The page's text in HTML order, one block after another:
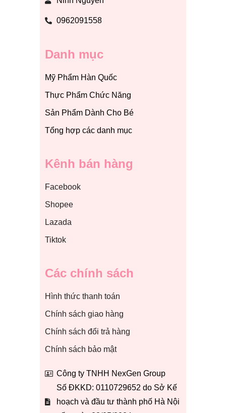
0962091558
Danh mục
Mỹ Phẩm Hàn Quốc
Thực Phẩm Chức Năng
Sản Phẩm Dành Cho Bé
Tổng hợp các danh mục
Kênh bán hàng
Facebook
Shopee
Lazada
Tiktok
Các chính sách
Hình thức thanh toán
Chính sách giao hàng
Chính sách đổi trả hàng
Chính sách bảo mật
Công ty TNHH NexGen Group
Số ĐKKD: 0110729652 do Sở Kế
hoạch và đầu tư thành phố Hà Nội